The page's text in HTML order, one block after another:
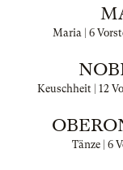
Maria | 6
Keuschheit | 12
Tänze | 6